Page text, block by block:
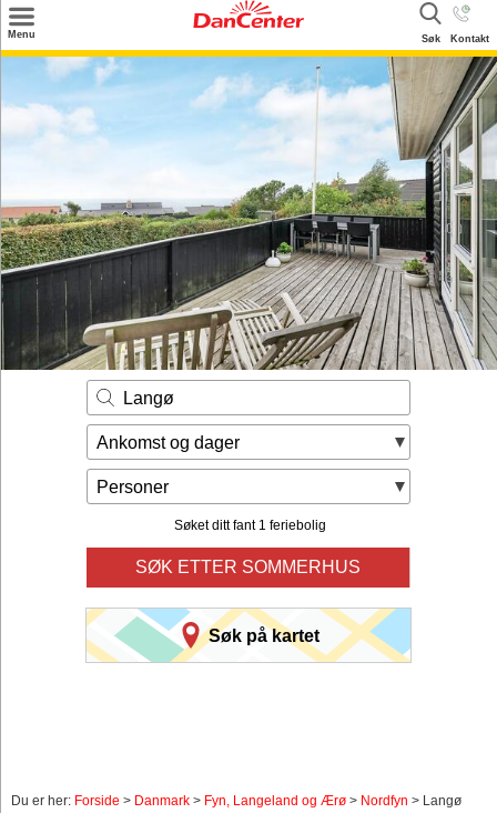
Menu Kontakt
Søk
Tilbud
Info
Service
Kontakt
Eier login
Langø
Ankomst og dager
Personer
Søket ditt fant 1 feriebolig
SØK ETTER SOMMERHUS
Søk på kartet
Du er her: Forside > Danmark > Fyn, Langeland og Ærø > Nordfyn > Langø